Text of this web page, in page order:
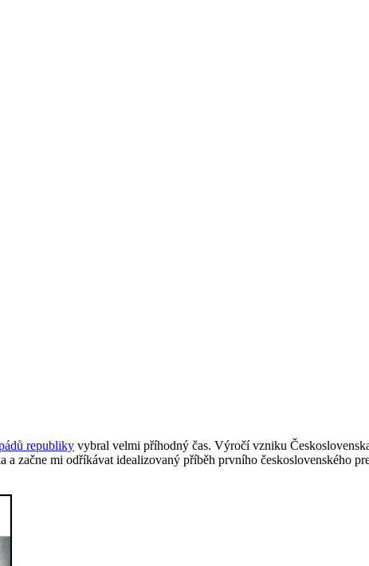
republiky vybral velmi příhodný čas. Výročí vzniku
začne mi odříkávat idealizovaný příběh prvního československého